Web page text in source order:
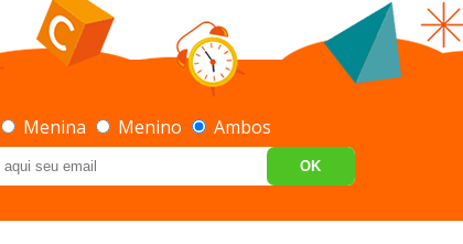
Menina Menino Ambos
OK